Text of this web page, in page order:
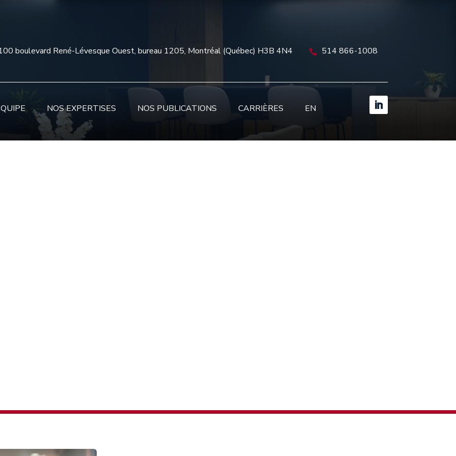
boulevard René-Lévesque Ouest, bureau 1205, Montréal (Québec) H3B 4N4  514 866-1008
NOS EXPERTISES NOS PUBLICATIONS CARRIÈRES EN